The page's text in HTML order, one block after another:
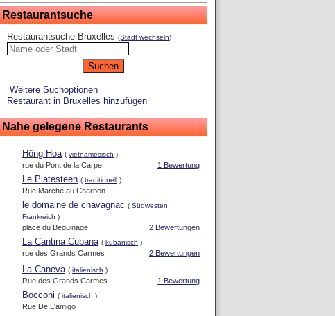
Restaurantsuche
Restaurantsuche Bruxelles (Stadt wechseln)
Weitere Suchoptionen
Restaurant in Bruxelles hinzufügen
Nahe gelegene Restaurants
Hông Hoa ( vietnamesisch )
1 Bewertung
rue du Pont de la Carpe
Le Platesteen ( traditionell )
Rue Marché au Charbon
le domaine de chavagnac ( Südwesten
Frankreich )
2 Bewertungen
place du Beguinage
La Cantina Cubana ( kubanisch )
2 Bewertungen
rue des Grands Carmes
La Caneva ( italienisch )
1 Bewertung
Rue des Grands Carmes
Bocconi ( italienisch )
Rue De L'amigo